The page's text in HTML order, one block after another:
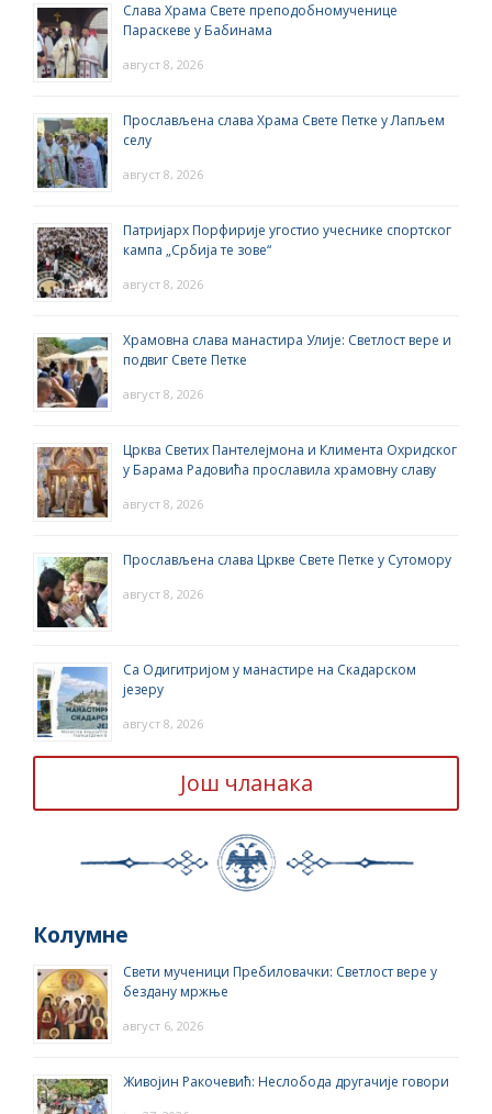
Слава Храма Свете преподобномученице
Параскеве у Бабинама
август 8, 2026
Прослављена слава Храма Свете Петке у Лапљем
селу
август 8, 2026
Патријарх Порфирије угостио учеснике спортског
кампа „Србија те зове“
август 8, 2026
Храмовна слава манастира Улије: Светлост вере и
подвиг Свете Петке
август 8, 2026
Црква Светих Пантелејмона и Климента Охридског
у Барама Радовића прославила храмовну славу
август 8, 2026
Прослављена слава Цркве Свете Петке у Сутомору
август 8, 2026
Са Одигитријом у манастире на Скадарском
језеру
август 8, 2026
Још чланака
Колумне
Свети мученици Пребиловачки: Светлост вере у
бездану мржње
август 6, 2026
Живојин Ракочевић: Неслобода другачије говори